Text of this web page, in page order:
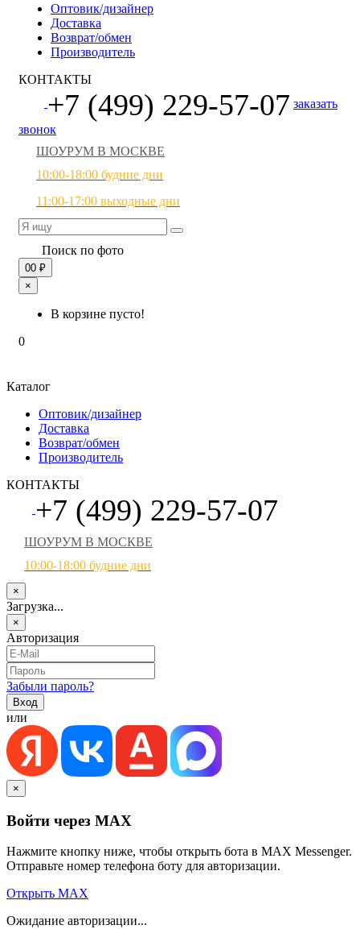
Оптовик/дизайнер
Доставка
Возврат/обмен
Производитель
КОНТАКТЫ
+7 (499) 229-57-07 заказать
звонок
ШОУРУМ В МОСКВЕ
10:00-18:00 будние дни
11:00-17:00 выходные дни
Поиск по фото
00 ₽
×
В корзине пусто!
0
Каталог
Оптовик/дизайнер
Доставка
Возврат/обмен
Производитель
КОНТАКТЫ
+7 (499) 229-57-07
ШОУРУМ В МОСКВЕ
10:00-18:00 будние дни
×
Загрузка...
×
Авторизация
Забыли пароль?
или
×
Войти через MAX
Нажмите кнопку ниже, чтобы открыть бота в MAX Messenger.
Отправьте номер телефона боту для авторизации.
Открыть MAX
Ожидание авторизации...